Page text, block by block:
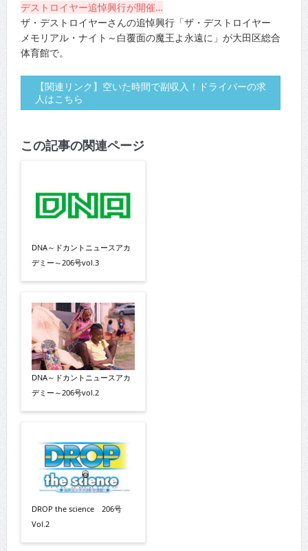
デストロイヤー追悼興行が開催…
ザ・デストロイヤーさんの追悼興行「ザ・デストロイヤー
メモリアル・ナイト～白覆面の魔王よ永遠に」が大田区総合
体育館で。
【関連リンク】空いた時間で副収入！ドライバーの求
人はこちら
この記事の関連ページ
DNA～ドカントニュースアカ
デミー～206号vol.3
DNA～ドカントニュースアカ
デミー～206号vol.2
DROP the science 206号
Vol.2